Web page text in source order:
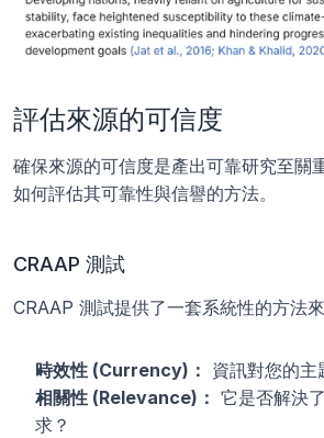
評估來源的可信度
確保來源的可信度是產出可靠研究至關
如何評估其可靠性與信譽的方法。
CRAAP 測試
CRAAP 測試提供了一套系統性的方法
時效性 (Currency)： 資訊對您的主
相關性 (Relevance)： 它是否解決
求？